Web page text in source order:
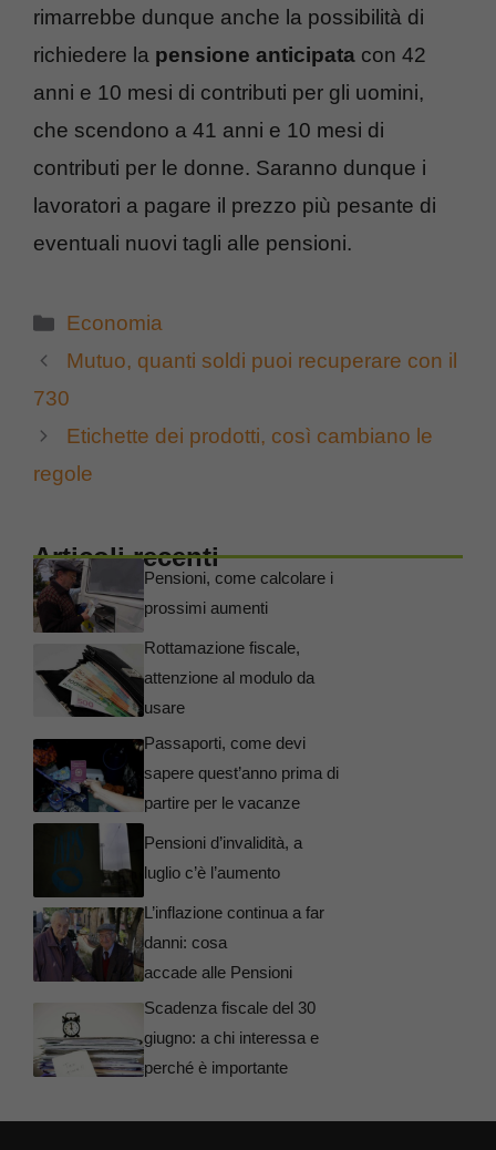
rimarrebbe dunque anche la possibilità di
richiedere la pensione anticipata con 42
anni e 10 mesi di contributi per gli uomini,
che scendono a 41 anni e 10 mesi di
contributi per le donne. Saranno dunque i
lavoratori a pagare il prezzo più pesante di
eventuali nuovi tagli alle pensioni.
Categorie
Economia
Mutuo, quanti soldi puoi recuperare con il
730
Etichette dei prodotti, così cambiano le
regole
Articoli recenti
Pensioni, come calcolare i
prossimi aumenti
Rottamazione fiscale,
attenzione al modulo da
usare
Passaporti, come devi
sapere quest’anno prima di
partire per le vacanze
Pensioni d’invalidità, a
luglio c’è l’aumento
L’inflazione continua a far
danni: cosa
accade alle Pensioni
Scadenza fiscale del 30
giugno: a chi interessa e
perché è importante